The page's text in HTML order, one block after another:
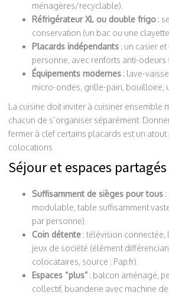
ménagères/recyclable).
Réfrigérateur XL ou double frigo :
conservation (un bac ou une
Placards indépendants : un casier
personne, avec renforts anti-odeurs
Équipements modernes : lave-
micro-ondes, grille-pain, bouilloire,
La cuisine doit inviter à cuisiner ensemble
chacun de s’organiser séparément.
fermer à clef certains placards est un
colocations.
Séjour et espaces partagés
Suffisamment de sièges pour tous
modulable, table suffisamment
par personne).
Coin détente : télévision
jeux de société (élément
colocataires, source : Pap.fr).
Espaces “plus” : balcon aménagé,
collectif, buanderie avec machine